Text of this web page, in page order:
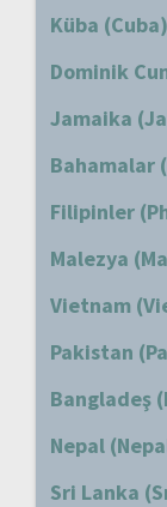
Küba (Cuba)
Dominik
Jamaika
Bahamalar
Filipinler
Malezya
Vietnam
Pakistan
Bangladeş
Nepal
Sri Lanka